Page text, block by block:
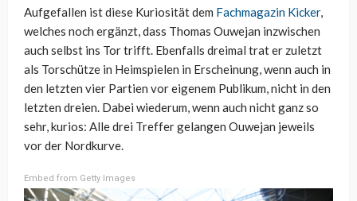
Aufgefallen ist diese Kuriosität dem Fachmagazin Kicker,
welches noch ergänzt, dass Thomas Ouwejan inzwischen
auch selbst ins Tor trifft. Ebenfalls dreimal trat er zuletzt
als Torschütze in Heimspielen in Erscheinung, wenn auch in
den letzten vier Partien vor eigenem Publikum, nicht in den
letzten dreien. Dabei wiederum, wenn auch nicht ganz so
sehr, kurios: Alle drei Treffer gelangen Ouwejan jeweils
vor der Nordkurve.
Embed from Getty Images